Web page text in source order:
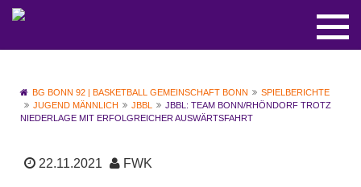
BG BONN 92 | BASKETBALL GEMEINSCHAFT BONN
SPIELBERICHTE
JUGEND MÄNNLICH
JBBL
JBBL: TEAM BONN/RHÖNDORF TROTZ
NIEDERLAGE MIT ERFOLGREICHER AUSWÄRTSFAHRT
22.11.2021 FWK